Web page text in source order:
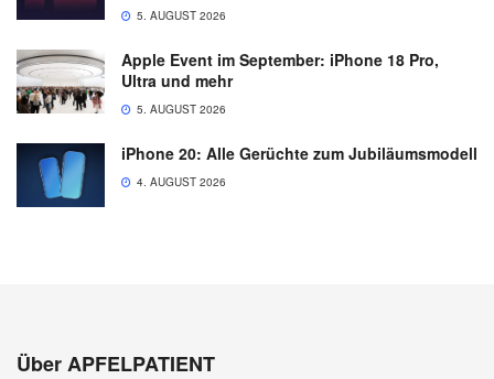
5. AUGUST 2026
Apple Event im September: iPhone 18 Pro,
Ultra und mehr
5. AUGUST 2026
iPhone 20: Alle Gerüchte zum Jubiläumsmodell
4. AUGUST 2026
Über APFELPATIENT